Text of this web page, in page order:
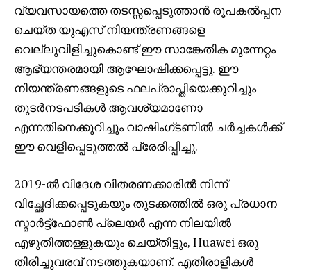
വ്യവസായത്തെ തടസ്സപ്പെടുത്താൻ രൂപകൽപ്പന
ചെയ്ത യുഎസ് നിയന്ത്രണങ്ങളെ
വെല്ലുവിളിച്ചുകൊണ്ട് ഈ സാങ്കേതിക മുന്നേറ്റം
ആഭ്യന്തരമായി ആഘോഷിക്കപ്പെട്ടു. ഈ
നിയന്ത്രണങ്ങളുടെ ഫലപ്രാപ്തിയെക്കുറിച്ചും
തുടർനടപടികൾ ആവശ്യമാണോ
എന്നതിനെക്കുറിച്ചും വാഷിംഗ്ടണിൽ ചർച്ചകൾക്ക്
ഈ വെളിപ്പെടുത്തൽ പ്രേരിപ്പിച്ചു.
2019-ൽ വിദേശ വിതരണക്കാരിൽ നിന്ന്
വിച്ഛേദിക്കപ്പെടുകയും തുടക്കത്തിൽ ഒരു പ്രധാന
സ്മാർട്ട്‌ഫോൺ പ്ലെയർ എന്ന നിലയിൽ
എഴുതിത്തള്ളുകയും ചെയ്തിട്ടും, Huawei ഒരു
തിരിച്ചുവരവ് നടത്തുകയാണ്. എതിരാളികൾ